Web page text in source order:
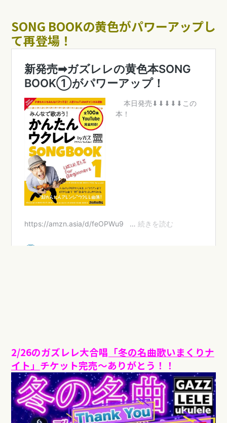
SONG BOOKの黄色がパワーアップし
て再登場！
2/26のガズレレ大合唱 「冬の名曲歌いまくりナ
イト」 チケット完売〜ありがとう！！